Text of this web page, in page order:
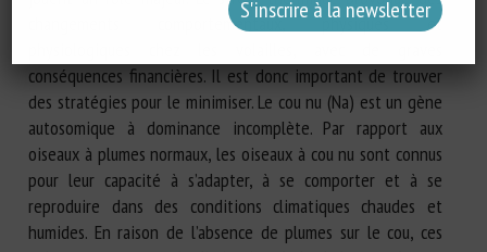
changements comportementaux, physiques et
conséquences financières. Il est donc important de trouver
des stratégies pour le minimiser. Le cou nu (Na) est un gène
autosomique à dominance incomplète. Par rapport aux
oiseaux à plumes normaux, les oiseaux à cou nu sont connus
pour leur capacité à s’adapter, à se comporter et à se
reproduire dans des conditions climatiques chaudes et
humides. En raison de l’absence de plumes sur le cou, ces